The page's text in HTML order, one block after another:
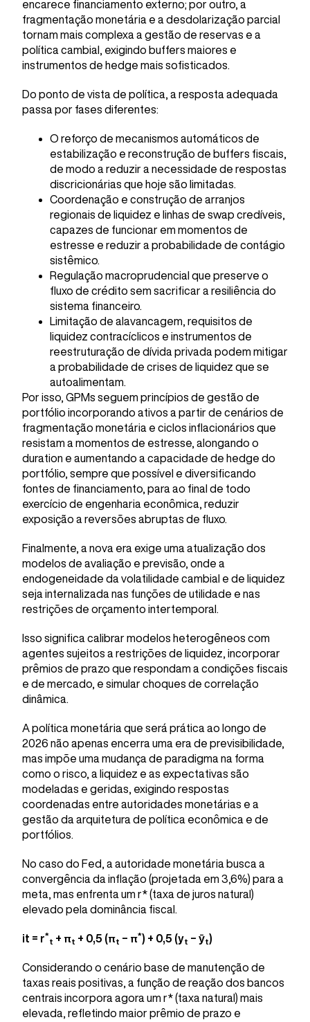
encarece financiamento externo; por outro, a
fragmentação monetária e a desdolarização parcial
tornam mais complexa a gestão de reservas e a
política cambial, exigindo buffers maiores e
instrumentos de hedge mais sofisticados.
Do ponto de vista de política, a resposta adequada
passa por fases diferentes:
O reforço de mecanismos automáticos de
estabilização e reconstrução de buffers fiscais,
de modo a reduzir a necessidade de respostas
discricionárias que hoje são limitadas.
Coordenação e construção de arranjos
regionais de liquidez e linhas de swap credíveis,
capazes de funcionar em momentos de
estresse e reduzir a probabilidade de contágio
sistêmico.
Regulação macroprudencial que preserve o
fluxo de crédito sem sacrificar a resiliência do
sistema financeiro.
Limitação de alavancagem, requisitos de
liquidez contracíclicos e instrumentos de
reestruturação de dívida privada podem mitigar
a probabilidade de crises de liquidez que se
autoalimentam.
Por isso, GPMs seguem princípios de gestão de
portfólio incorporando ativos a partir de cenários de
fragmentação monetária e ciclos inflacionários que
resistam a momentos de estresse, alongando o
duration e aumentando a capacidade de hedge do
portfólio, sempre que possível e diversificando
fontes de financiamento, para ao final de todo
exercício de engenharia econômica, reduzir
exposição a reversões abruptas de fluxo.
Finalmente, a nova era exige uma atualização dos
modelos de avaliação e previsão, onde a
endogeneidade da volatilidade cambial e de liquidez
seja internalizada nas funções de utilidade e nas
restrições de orçamento intertemporal.
Isso significa calibrar modelos heterogêneos com
agentes sujeitos a restrições de liquidez, incorporar
prêmios de prazo que respondam a condições fiscais
e de mercado, e simular choques de correlação
dinâmica.
A política monetária que será prática ao longo de
2026 não apenas encerra uma era de previsibilidade,
mas impõe uma mudança de paradigma na forma
como o risco, a liquidez e as expectativas são
modeladas e geridas, exigindo respostas
coordenadas entre autoridades monetárias e a
gestão da arquitetura de política econômica e de
portfólios.
No caso do Fed, a autoridade monetária busca a
convergência da inflação (projetada em 3,6%) para a
meta, mas enfrenta um r* (taxa de juros natural)
elevado pela dominância fiscal.
it = r*
t + πt + 0,5 (πt − π*) + 0,5 (yt − ӯt)
Considerando o cenário base de manutenção de
taxas reais positivas, a função de reação dos bancos
centrais incorpora agora um r* (taxa natural) mais
elevada, refletindo maior prêmio de prazo e